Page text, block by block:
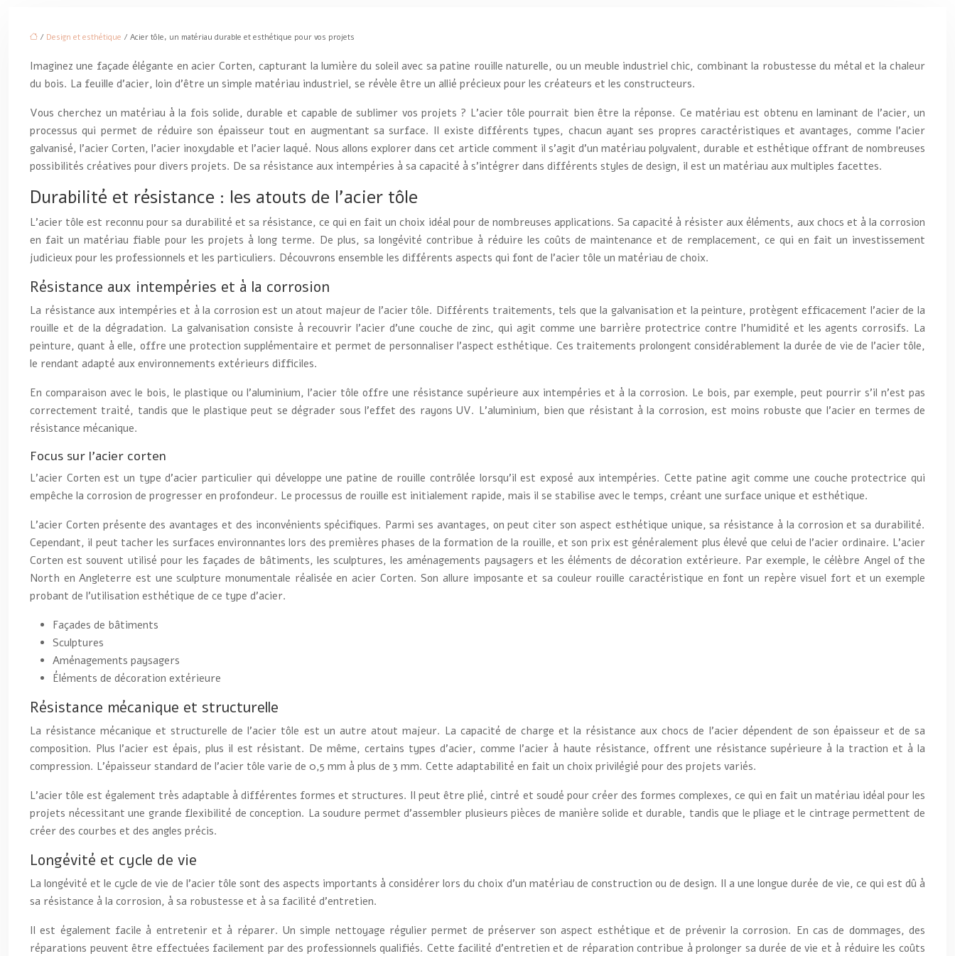
/ Design et esthétique / Acier tôle, un matériau durable et esthétique pour vos projets
Imaginez une façade élégante en acier Corten, capturant la lumière du soleil avec sa patine rouille naturelle, ou un meuble industriel chic, combinant la robustesse du métal et la chaleur
du bois. La feuille d’acier, loin d’être un simple matériau industriel, se révèle être un allié précieux pour les créateurs et les constructeurs.
Vous cherchez un matériau à la fois solide, durable et capable de sublimer vos projets ? L’acier tôle pourrait bien être la réponse. Ce matériau est obtenu en laminant de l’acier, un
processus qui permet de réduire son épaisseur tout en augmentant sa surface. Il existe différents types, chacun ayant ses propres caractéristiques et avantages, comme l’acier
galvanisé, l’acier Corten, l’acier inoxydable et l’acier laqué. Nous allons explorer dans cet article comment il s’agit d’un matériau polyvalent, durable et esthétique offrant de nombreuses
possibilités créatives pour divers projets. De sa résistance aux intempéries à sa capacité à s’intégrer dans différents styles de design, il est un matériau aux multiples facettes.
Durabilité et résistance : les atouts de l’acier tôle
L’acier tôle est reconnu pour sa durabilité et sa résistance, ce qui en fait un choix idéal pour de nombreuses applications. Sa capacité à résister aux éléments, aux chocs et à la corrosion
en fait un matériau fiable pour les projets à long terme. De plus, sa longévité contribue à réduire les coûts de maintenance et de remplacement, ce qui en fait un investissement
judicieux pour les professionnels et les particuliers. Découvrons ensemble les différents aspects qui font de l’acier tôle un matériau de choix.
Résistance aux intempéries et à la corrosion
La résistance aux intempéries et à la corrosion est un atout majeur de l’acier tôle. Différents traitements, tels que la galvanisation et la peinture, protègent efficacement l’acier de la
rouille et de la dégradation. La galvanisation consiste à recouvrir l’acier d’une couche de zinc, qui agit comme une barrière protectrice contre l’humidité et les agents corrosifs. La
peinture, quant à elle, offre une protection supplémentaire et permet de personnaliser l’aspect esthétique. Ces traitements prolongent considérablement la durée de vie de l’acier tôle,
le rendant adapté aux environnements extérieurs difficiles.
En comparaison avec le bois, le plastique ou l’aluminium, l’acier tôle offre une résistance supérieure aux intempéries et à la corrosion. Le bois, par exemple, peut pourrir s’il n’est pas
correctement traité, tandis que le plastique peut se dégrader sous l’effet des rayons UV. L’aluminium, bien que résistant à la corrosion, est moins robuste que l’acier en termes de
résistance mécanique.
Focus sur l’acier corten
L’acier Corten est un type d’acier particulier qui développe une patine de rouille contrôlée lorsqu’il est exposé aux intempéries. Cette patine agit comme une couche protectrice qui
empêche la corrosion de progresser en profondeur. Le processus de rouille est initialement rapide, mais il se stabilise avec le temps, créant une surface unique et esthétique.
L’acier Corten présente des avantages et des inconvénients spécifiques. Parmi ses avantages, on peut citer son aspect esthétique unique, sa résistance à la corrosion et sa durabilité.
Cependant, il peut tacher les surfaces environnantes lors des premières phases de la formation de la rouille, et son prix est généralement plus élevé que celui de l’acier ordinaire. L’acier
Corten est souvent utilisé pour les façades de bâtiments, les sculptures, les aménagements paysagers et les éléments de décoration extérieure. Par exemple, le célèbre Angel of the
North en Angleterre est une sculpture monumentale réalisée en acier Corten. Son allure imposante et sa couleur rouille caractéristique en font un repère visuel fort et un exemple
probant de l’utilisation esthétique de ce type d’acier.
Façades de bâtiments
Sculptures
Aménagements paysagers
Éléments de décoration extérieure
Résistance mécanique et structurelle
La résistance mécanique et structurelle de l’acier tôle est un autre atout majeur. La capacité de charge et la résistance aux chocs de l’acier dépendent de son épaisseur et de sa
composition. Plus l’acier est épais, plus il est résistant. De même, certains types d’acier, comme l’acier à haute résistance, offrent une résistance supérieure à la traction et à la
compression. L’épaisseur standard de l’acier tôle varie de 0,5 mm à plus de 3 mm. Cette adaptabilité en fait un choix privilégié pour des projets variés.
L’acier tôle est également très adaptable à différentes formes et structures. Il peut être plié, cintré et soudé pour créer des formes complexes, ce qui en fait un matériau idéal pour les
projets nécessitant une grande flexibilité de conception. La soudure permet d’assembler plusieurs pièces de manière solide et durable, tandis que le pliage et le cintrage permettent de
créer des courbes et des angles précis.
Longévité et cycle de vie
La longévité et le cycle de vie de l’acier tôle sont des aspects importants à considérer lors du choix d’un matériau de construction ou de design. Il a une longue durée de vie, ce qui est dû à
sa résistance à la corrosion, à sa robustesse et à sa facilité d’entretien.
Il est également facile à entretenir et à réparer. Un simple nettoyage régulier permet de préserver son aspect esthétique et de prévenir la corrosion. En cas de dommages, des
réparations peuvent être effectuées facilement par des professionnels qualifiés. Cette facilité d’entretien et de réparation contribue à prolonger sa durée de vie et à réduire les coûts